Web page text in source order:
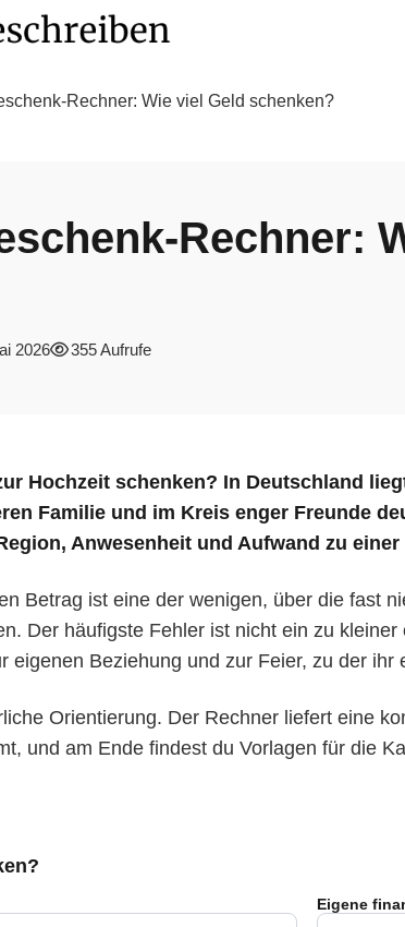
Rechner: Wie viel Geld schenken?
Rechner:
2026 355 Aufrufe
Hochzeit schenken? In Deutschland
Familie und im Kreis enger Freunde
Anwesenheit und Aufwand zu
Betrag ist eine der wenigen, über die fast
Der häufigste Fehler ist nicht ein zu
eigenen Beziehung und zur Feier, zu der ihr
Orientierung. Der Rechner liefert eine
und am Ende findest du Vorlagen für die
Eigene